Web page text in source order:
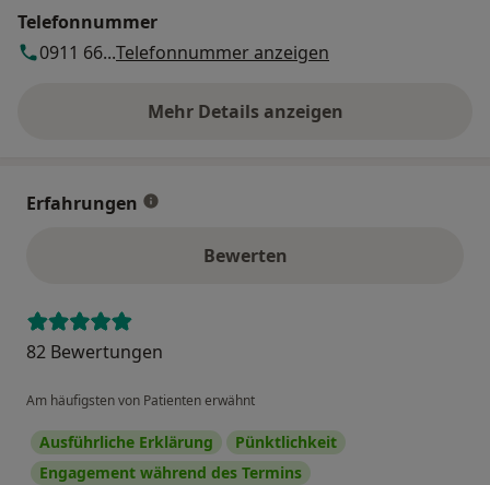
Telefonnummer
0911 66...Telefonnummer anzeigen
Mehr Details anzeigen
über die Adresse
Erfahrungen
Bewerten
82 Bewertungen
Am häufigsten von Patienten erwähnt
Ausführliche Erklärung
Pünktlichkeit
Engagement während des Termins